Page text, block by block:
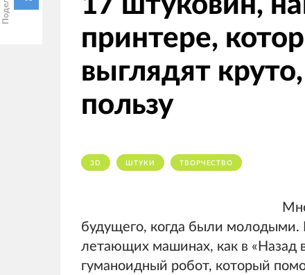
принтере,
выглядят
пользу
3D ШТУКИ ТВОРЧЕСТВО
будущего, когда были молодыми.
летающих машинах, как в «Назад
гуманоидный робот, который